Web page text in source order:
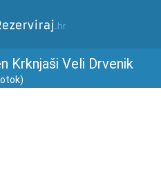
Krknjaši Veli Drvenik